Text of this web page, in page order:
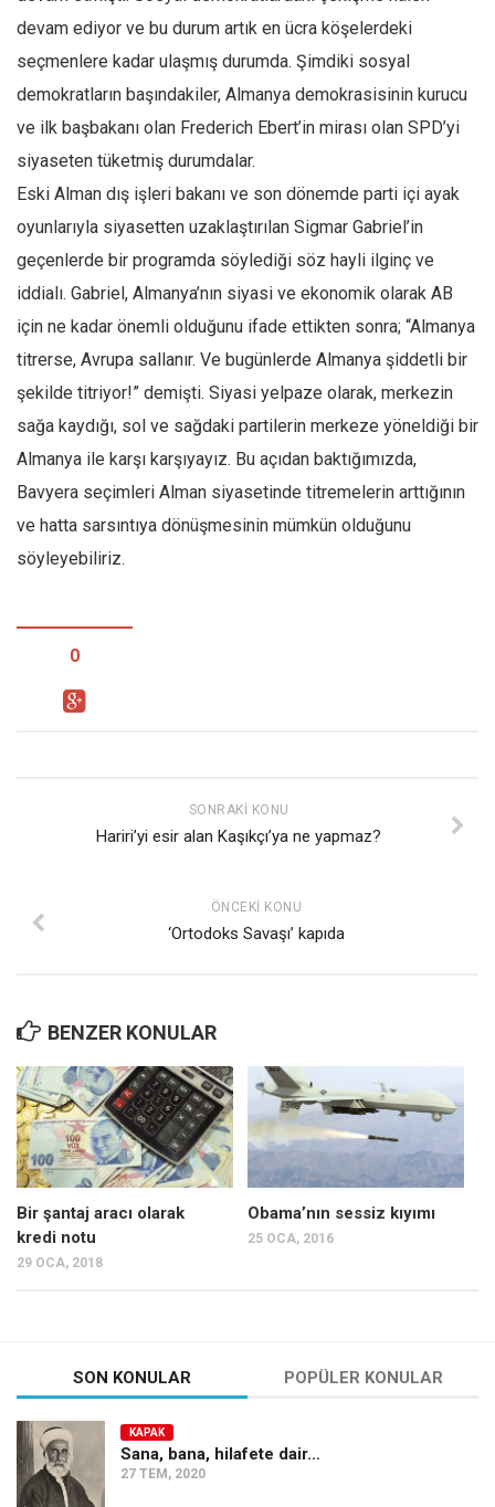
devam ediyor ve bu durum artık en ücra köşelerdeki
seçmenlere kadar ulaşmış durumda. Şimdiki sosyal
demokratların başındakiler, Almanya demokrasisinin kurucu
ve ilk başbakanı olan Frederich Ebert’in mirası olan SPD’yi
siyaseten tüketmiş durumdalar.
Eski Alman dış işleri bakanı ve son dönemde parti içi ayak
oyunlarıyla siyasetten uzaklaştırılan Sigmar Gabriel’in
geçenlerde bir programda söylediği söz hayli ilginç ve
iddialı. Gabriel, Almanya’nın siyasi ve ekonomik olarak AB
için ne kadar önemli olduğunu ifade ettikten sonra; “Almanya
titrerse, Avrupa sallanır. Ve bugünlerde Almanya şiddetli bir
şekilde titriyor!” demişti. Siyasi yelpaze olarak, merkezin
sağa kaydığı, sol ve sağdaki partilerin merkeze yöneldiği bir
Almanya ile karşı karşıyayız. Bu açıdan baktığımızda,
Bavyera seçimleri Alman siyasetinde titremelerin arttığının
ve hatta sarsıntıya dönüşmesinin mümkün olduğunu
söyleyebiliriz.
0
SONRAKI KONU
Hariri’yi esir alan Kaşıkçı’ya ne yapmaz?
ÖNCEKI KONU
‘Ortodoks Savaşı’ kapıda
BENZER KONULAR
Bir şantaj aracı olarak
kredi notu
29 OCA, 2018
Obama’nın sessiz kıyımı
25 OCA, 2016
SON KONULAR POPÜLER KONULAR
KAPAK
Sana, bana, hilafete dair…
27 TEM, 2020